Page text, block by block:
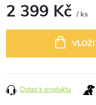
2 399 Kč / ks
Dotaz k produktu